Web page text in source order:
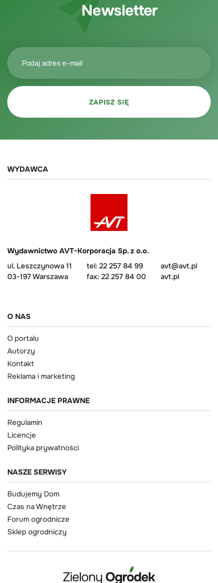
Newsletter
WYDAWCA
Wydawnictwo AVT-Korporacja Sp. z o.o.
ul. Leszczynowa 11
03-197 Warszawa
tel: 22 257 84 99
fax: 22 257 84 00
avt@avt.pl
avt.pl
O NAS
O portalu
Autorzy
Kontakt
Reklama i marketing
INFORMACJE PRAWNE
Regulamin
Licencje
Polityka prywatności
NASZE SERWISY
Budujemy Dom
Czas na Wnętrze
Forum ogrodnicze
Sklep ogrodniczy